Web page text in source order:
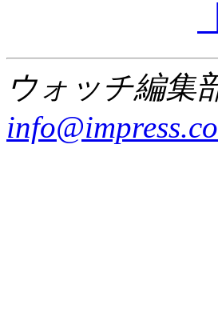
ウォッチ編集